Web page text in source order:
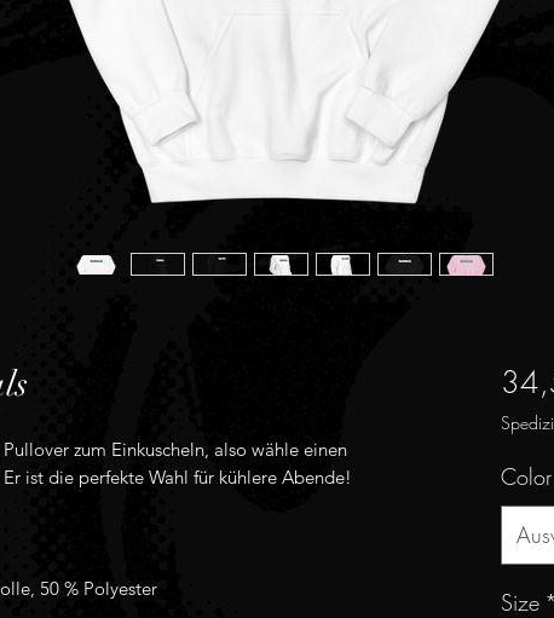
zum Einkuscheln, also wähle einen
Color
Size *